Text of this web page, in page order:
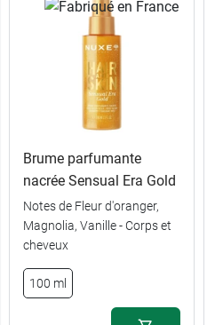
Brume parfumante
nacrée Sensual Era Gold
Notes de Fleur d'oranger,
Magnolia, Vanille - Corps et
cheveux
100 ml